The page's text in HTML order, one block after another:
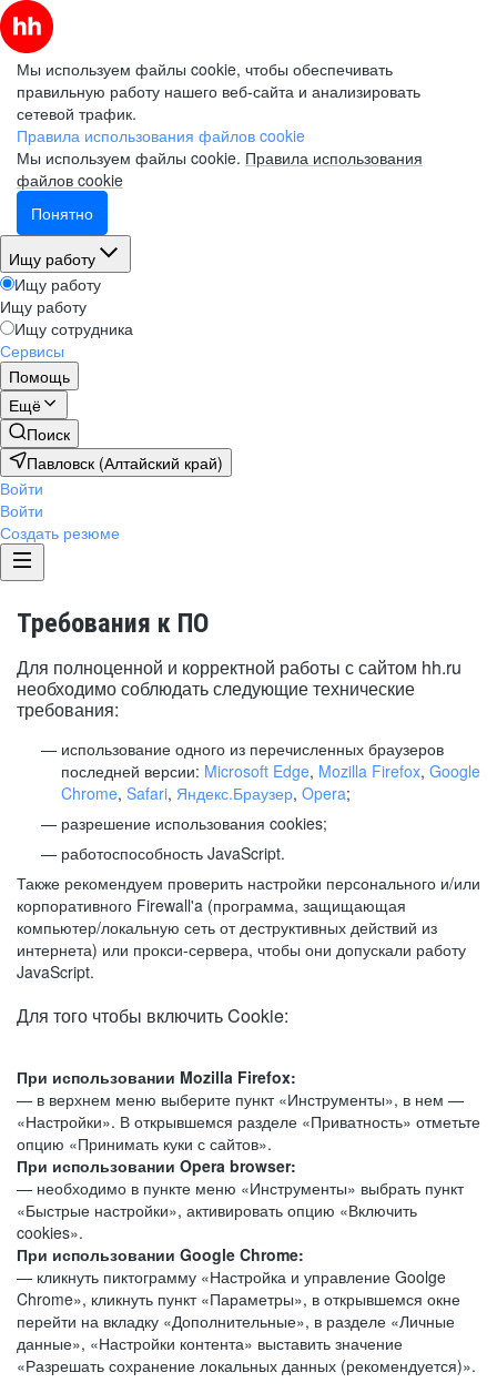
Мы используем файлы cookie, чтобы обеспечивать
правильную работу нашего веб-сайта и анализировать
сетевой трафик.
Правила использования файлов cookie
Мы используем файлы cookie. Правила использования
файлов cookie
Понятно
Ищу работу
Ищу работу
Ищу работу
Ищу сотрудника
Сервисы
Помощь
Ещё
Поиск
Павловск (Алтайский край)
Войти
Войти
Создать резюме
Требования к ПО
Для полноценной и корректной работы с сайтом hh.ru
необходимо соблюдать следующие технические
требования:
использование одного из перечисленных браузеров
последней версии: Microsoft Edge, Mozilla Firefox, Google
Chrome, Safari, Яндекс.Браузер, Opera;
разрешение использования cookies;
работоспособность JavaScript.
Также рекомендуем проверить настройки персонального и/или
корпоративного Firewall'a (программа, защищающая
компьютер/локальную сеть от деструктивных действий из
интернета) или прокси-сервера, чтобы они допускали работу
JavaScript.
Для того чтобы включить Cookie:
При использовании Mozilla Firefox:
— в верхнем меню выберите пункт «Инструменты», в нем —
«Настройки». В открывшемся разделе «Приватность» отметьте
опцию «Принимать куки с сайтов».
При использовании Opera browser:
— необходимо в пункте меню «Инструменты» выбрать пункт
«Быстрые настройки», активировать опцию «Включить
cookies».
При использовании Google Chrome:
— кликнуть пиктограмму «Настройка и управление Goolge
Chrome», кликнуть пункт «Параметры», в открывшемся окне
перейти на вкладку «Дополнительные», в разделе «Личные
данные», «Настройки контента» выставить значение
«Разрешать сохранение локальных данных (рекомендуется)».